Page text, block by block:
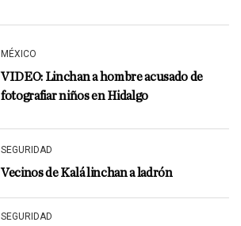
MÉXICO
VIDEO: Linchan a hombre acusado de
fotografiar niños en Hidalgo
SEGURIDAD
Vecinos de Kalá linchan a ladrón
SEGURIDAD